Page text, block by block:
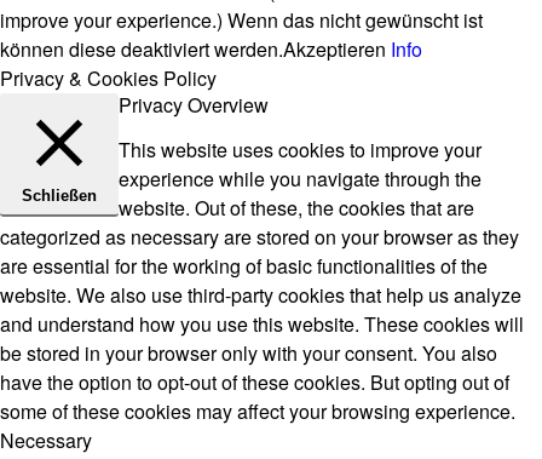
improve your experience.) Wenn das nicht gewünscht ist
können diese deaktiviert werden.Akzeptieren Info
Privacy & Cookies Policy
Schließen
Privacy Overview
This website uses cookies to improve your
experience while you navigate through the
website. Out of these, the cookies that are
categorized as necessary are stored on your browser as they
are essential for the working of basic functionalities of the
website. We also use third-party cookies that help us analyze
and understand how you use this website. These cookies will
be stored in your browser only with your consent. You also
have the option to opt-out of these cookies. But opting out of
some of these cookies may affect your browsing experience.
Necessary